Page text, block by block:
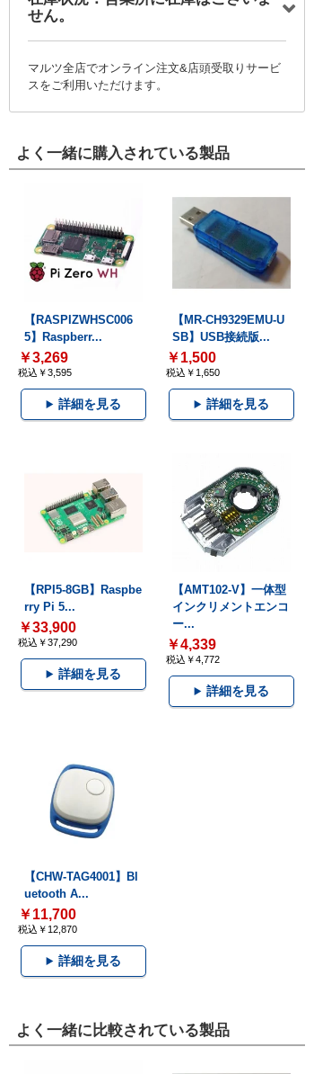
せん。
マルツ全店でオンライン注文&店頭受取りサービ
スをご利用いただけます。
よく一緒に購入されている製品
【RASPIZWHSC006
5】Raspberr...
￥3,269
税込￥3,595
詳細を見る
【MR-CH9329EMU-U
SB】USB接続版...
￥1,500
税込￥1,650
詳細を見る
【RPI5-8GB】Raspbe
rry Pi 5...
￥33,900
税込￥37,290
詳細を見る
【AMT102-V】一体型
インクリメントエンコ
ー...
￥4,339
税込￥4,772
詳細を見る
【CHW-TAG4001】Bl
uetooth A...
￥11,700
税込￥12,870
詳細を見る
よく一緒に比較されている製品